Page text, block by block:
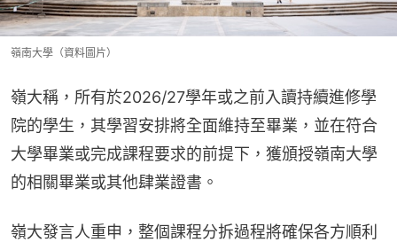
嶺南大學（資料圖片）
嶺大稱，所有於2026/27學年或之前入讀持續進修學
院的學生，其學習安排將全面維持至畢業，並在符合
大學畢業或完成課程要求的前提下，獲頒授嶺南大學
的相關畢業或其他肆業證書。
嶺大發言人重申，整個課程分拆過程將確保各方順利